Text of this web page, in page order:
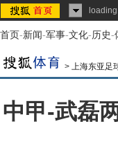
首页-新闻-军事-文化-历史-
> 上海东亚足
中甲-武磊